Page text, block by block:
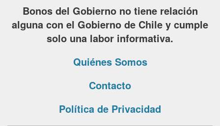
Bonos del Gobierno no tiene relación
alguna con el Gobierno de Chile y cumple
solo una labor informativa.
Quiénes Somos
Contacto
Política de Privacidad